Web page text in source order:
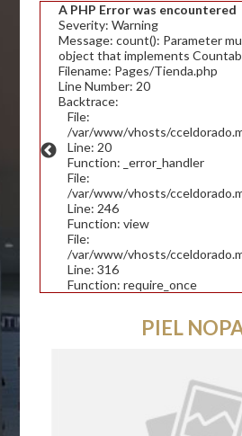
A PHP Error was encountered
Severity: Warning
Message: count(): Parameter
object that implements
Filename: Pages/Tienda.php
Line Number: 20
Backtrace:
File:
/var/www/vhosts/
Line: 20
Function: _error_handler
File:
/var/www/vhosts/
Line: 246
Function: view
File:
/var/www/vhosts/
Line: 316
Function: require_once
PIEL